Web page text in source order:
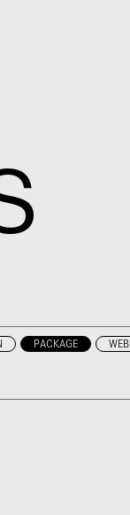
PACKAGE WEB